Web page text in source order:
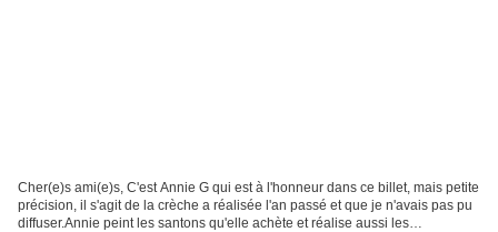
Cher(e)s ami(e)s, C'est Annie G qui est à l'honneur dans ce billet, mais petite
précision, il s'agit de la crèche a réalisée l'an passé et que je n'avais pas pu
diffuser.Annie peint les santons qu'elle achète et réalise aussi les